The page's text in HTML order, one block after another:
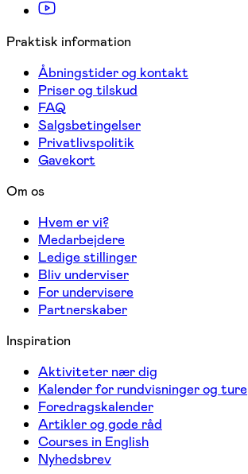
Praktisk information
Åbningstider og kontakt
Priser og tilskud
FAQ
Salgsbetingelser
Privatlivspolitik
Gavekort
Om os
Hvem er vi?
Medarbejdere
Ledige stillinger
Bliv underviser
For undervisere
Partnerskaber
Inspiration
Aktiviteter nær dig
Kalender for rundvisninger og ture
Foredragskalender
Artikler og gode råd
Courses in English
Nyhedsbrev